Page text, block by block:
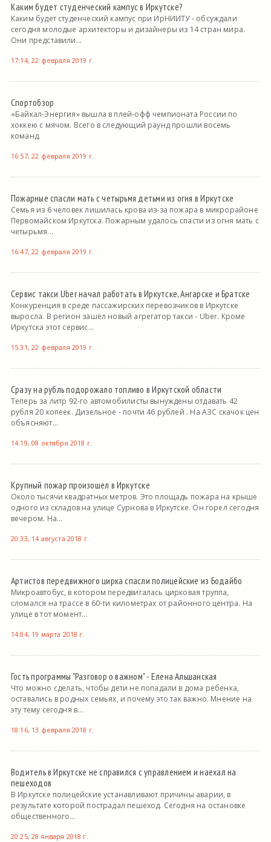
Каким будет студенческий кампус в Иркутске?
Каким будет студенческий кампус при ИрНИИТУ - обсуждали
сегодня молодые архитекторы и дизайнеры из 14 стран мира.
Они представили...
17:14, 22 февраля 2019 г.
Спортобзор
«Байкал-Энергия» вышла в плей-офф чемпионата России по
хоккею с мячом. Всего в следующий раунд прошли восемь
команд.
16:57, 22 февраля 2019 г.
Пожарные спасли мать с четырьмя детьми из огня в Иркутске
Семья из 6 человек лишилась крова из-за пожара в микрорайоне
Первомайском Иркутска. Пожарным удалось спасти из огня мать с
четырьмя...
16:47, 22 февраля 2019 г.
Сервис такси Uber начал работать в Иркутске, Ангарске и Братске
Конкуренция в среде пассажирских перевозчиков в Иркутске
выросла. В регион зашёл новый агрегатор такси - Uber. Кроме
Иркутска этот сервис...
15:31, 22 февраля 2019 г.
Сразу на рубль подорожало топливо в Иркутской области
Теперь за литр 92-го автомобилисты вынуждены отдавать 42
рубля 20 копеек. Дизельное - почти 46 рублей . На АЗС скачок цен
объясняют...
14:19, 08 октября 2018 г.
Крупный пожар произошел в Иркутске
Около тысячи квадратных метров. Это площадь пожара на крыше
одного из складов на улице Сурнова в Иркутске. Он горел сегодня
вечером. На...
20:33, 14 августа 2018 г.
Артистов передвижного цирка спасли полицейские из Бодайбо
Микроавтобус, в котором передвигалась цирковая труппа,
сломался на трассе в 60-ти километрах от районного центра. На
улице в тот момент...
14:04, 19 марта 2018 г.
Гость программы "Разговор о важном" - Елена Альшанская
Что можно сделать, чтобы дети не попадали в дома ребенка,
оставались в родных семьях, и почему это так важно. Мнение на
эту тему сегодня в...
18:16, 13 февраля 2018 г.
Водитель в Иркутске не справился с управлением и наехал на
пешеходов
В Иркутске полицейские устанавливают причины аварии, в
результате которой пострадал пешеход. Сегодня на остановке
общественного...
20:25, 28 января 2018 г.